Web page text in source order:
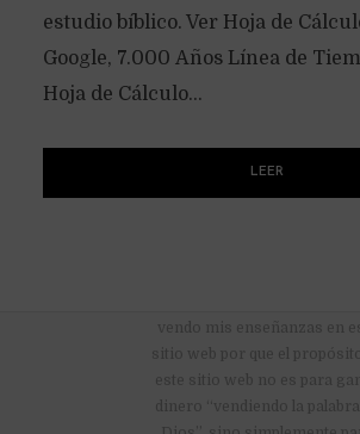
estudio bíblico. Ver Hoja de
Google, 7.000 Años Línea de
Hoja de Cálculo...
LEER
vendo mis enseñanzas en
sitio web por que el propósito
este sitio web no es para
dinero “vendiendo la palabra